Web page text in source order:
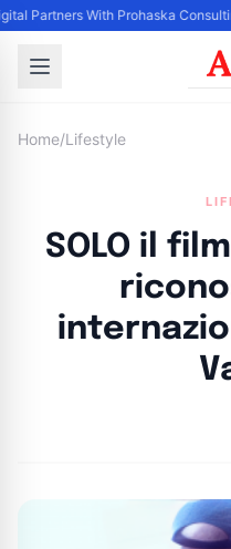
Partners With Prohaska
Home/Lifestyle
SOLO il